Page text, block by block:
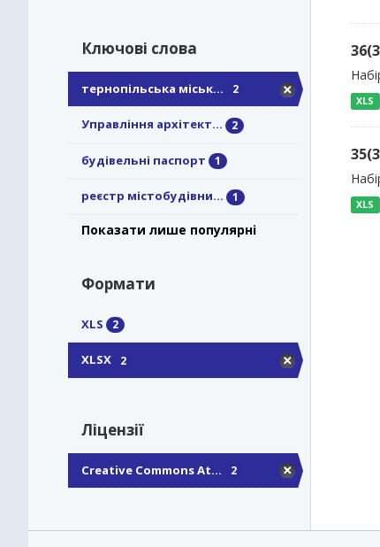
Ключові слова
тернопільська міськ... 2
Управління архітект... 2
будівельні паспорт 1
реєстр містобудівни... 1
Показати лише популярні
Формати
XLS 2
XLSX 2
Ліцензії
Creative Commons At... 2
XLS
XLS